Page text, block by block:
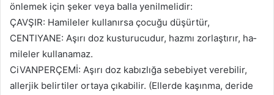
önlemek için şeker veya balla yenilmelidir:
ÇAVŞIR: Hamileler kullanırsa çocuğu düşürtür,
CENTlYANE: Aşırı doz kusturucudur, hazmı zorlaştırır, ha­
mileler kullanamaz.
CiVANPERÇEMİ: Aşırı doz kabızlığa sebebiyet verebilir,
allerjik belirtiler ortaya çıkabilir. (Ellerde kaşınma, deride